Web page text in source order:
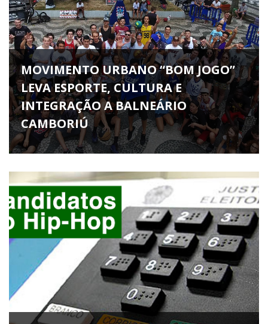
MOVIMENTO URBANO “BOM JOGO”
LEVA ESPORTE, CULTURA E
INTEGRAÇÃO A BALNEÁRIO
CAMBORIÚ